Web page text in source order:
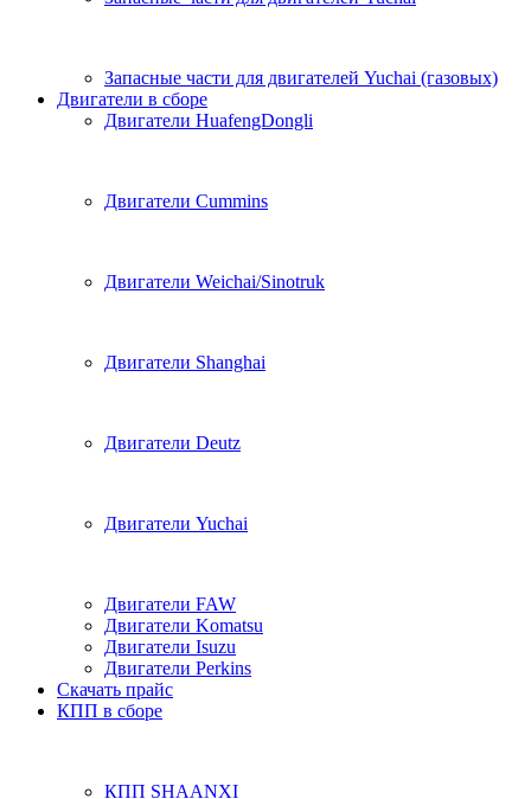
Запасные части для двигателей Yuchai (газовых)
Двигатели в сборе
Двигатели HuafengDongli
Двигатели Cummins
Двигатели Weichai/Sinotruk
Двигатели Shanghai
Двигатели Deutz
Двигатели Yuchai
Двигатели FAW
Двигатели Komatsu
Двигатели Isuzu
Двигатели Perkins
Скачать прайс
КПП в сборе
КПП SHAANXI